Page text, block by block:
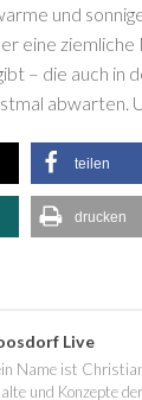
und
eine
– die auch in
abwarten.
teilen
drucken
Live
Name ist
und Konzepte